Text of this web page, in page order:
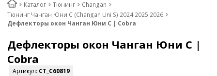
Каталог Тюнинг
Changan
Тюнинг Чанган Юни С (Changan Uni S) 2024 2025 2026
Дефлекторы окон Чанган Юни С | Cobra
Дефлекторы окон Чанган Юни С |
Cobra
Артикул: CT_C60819